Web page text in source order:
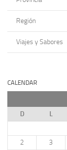
Región
Viajes y Sabores
CALENDAR
D
L
2
3